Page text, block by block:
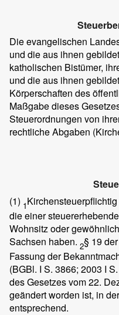
Die evangelischen
und die aus ihnen
katholischen Bistümer,
und die aus ihnen
Körperschaften des
Maßgabe dieses
Steuerordnungen von
rechtliche Abgaben
(1) 1
die einer
Wohnsitz oder
Sachsen haben. 2§ 19
Fassung der
(BGBl. I S. 3866; 2003 I
des Gesetzes vom 22.
geändert worden ist, in
entsprechend.